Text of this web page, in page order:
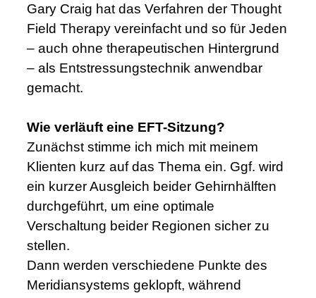
Gary Craig hat das Verfahren der Thought
Field Therapy vereinfacht und so für Jeden
– auch ohne therapeutischen Hintergrund
– als Entstressungstechnik anwendbar
gemacht.
Wie verläuft eine EFT-Sitzung?
Zunächst stimme ich mich mit meinem
Klienten kurz auf das Thema ein. Ggf. wird
ein kurzer Ausgleich beider Gehirnhälften
durchgeführt, um eine optimale
Verschaltung beider Regionen sicher zu
stellen.
Dann werden verschiedene Punkte des
Meridiansystems geklopft, während